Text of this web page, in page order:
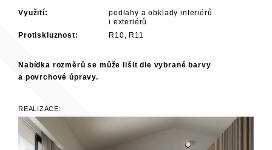
Využití:
podlahy a obklady interiérů
i exteriérů
Protiskluznost:
R10, R11
Nabídka rozměrů se může lišit dle vybrané barvy
a povrchové úpravy.
REALIZACE: